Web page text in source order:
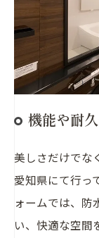
機能や耐
美しさだけでな
愛知県にて行っ
ォームでは、防
い、快適な空間